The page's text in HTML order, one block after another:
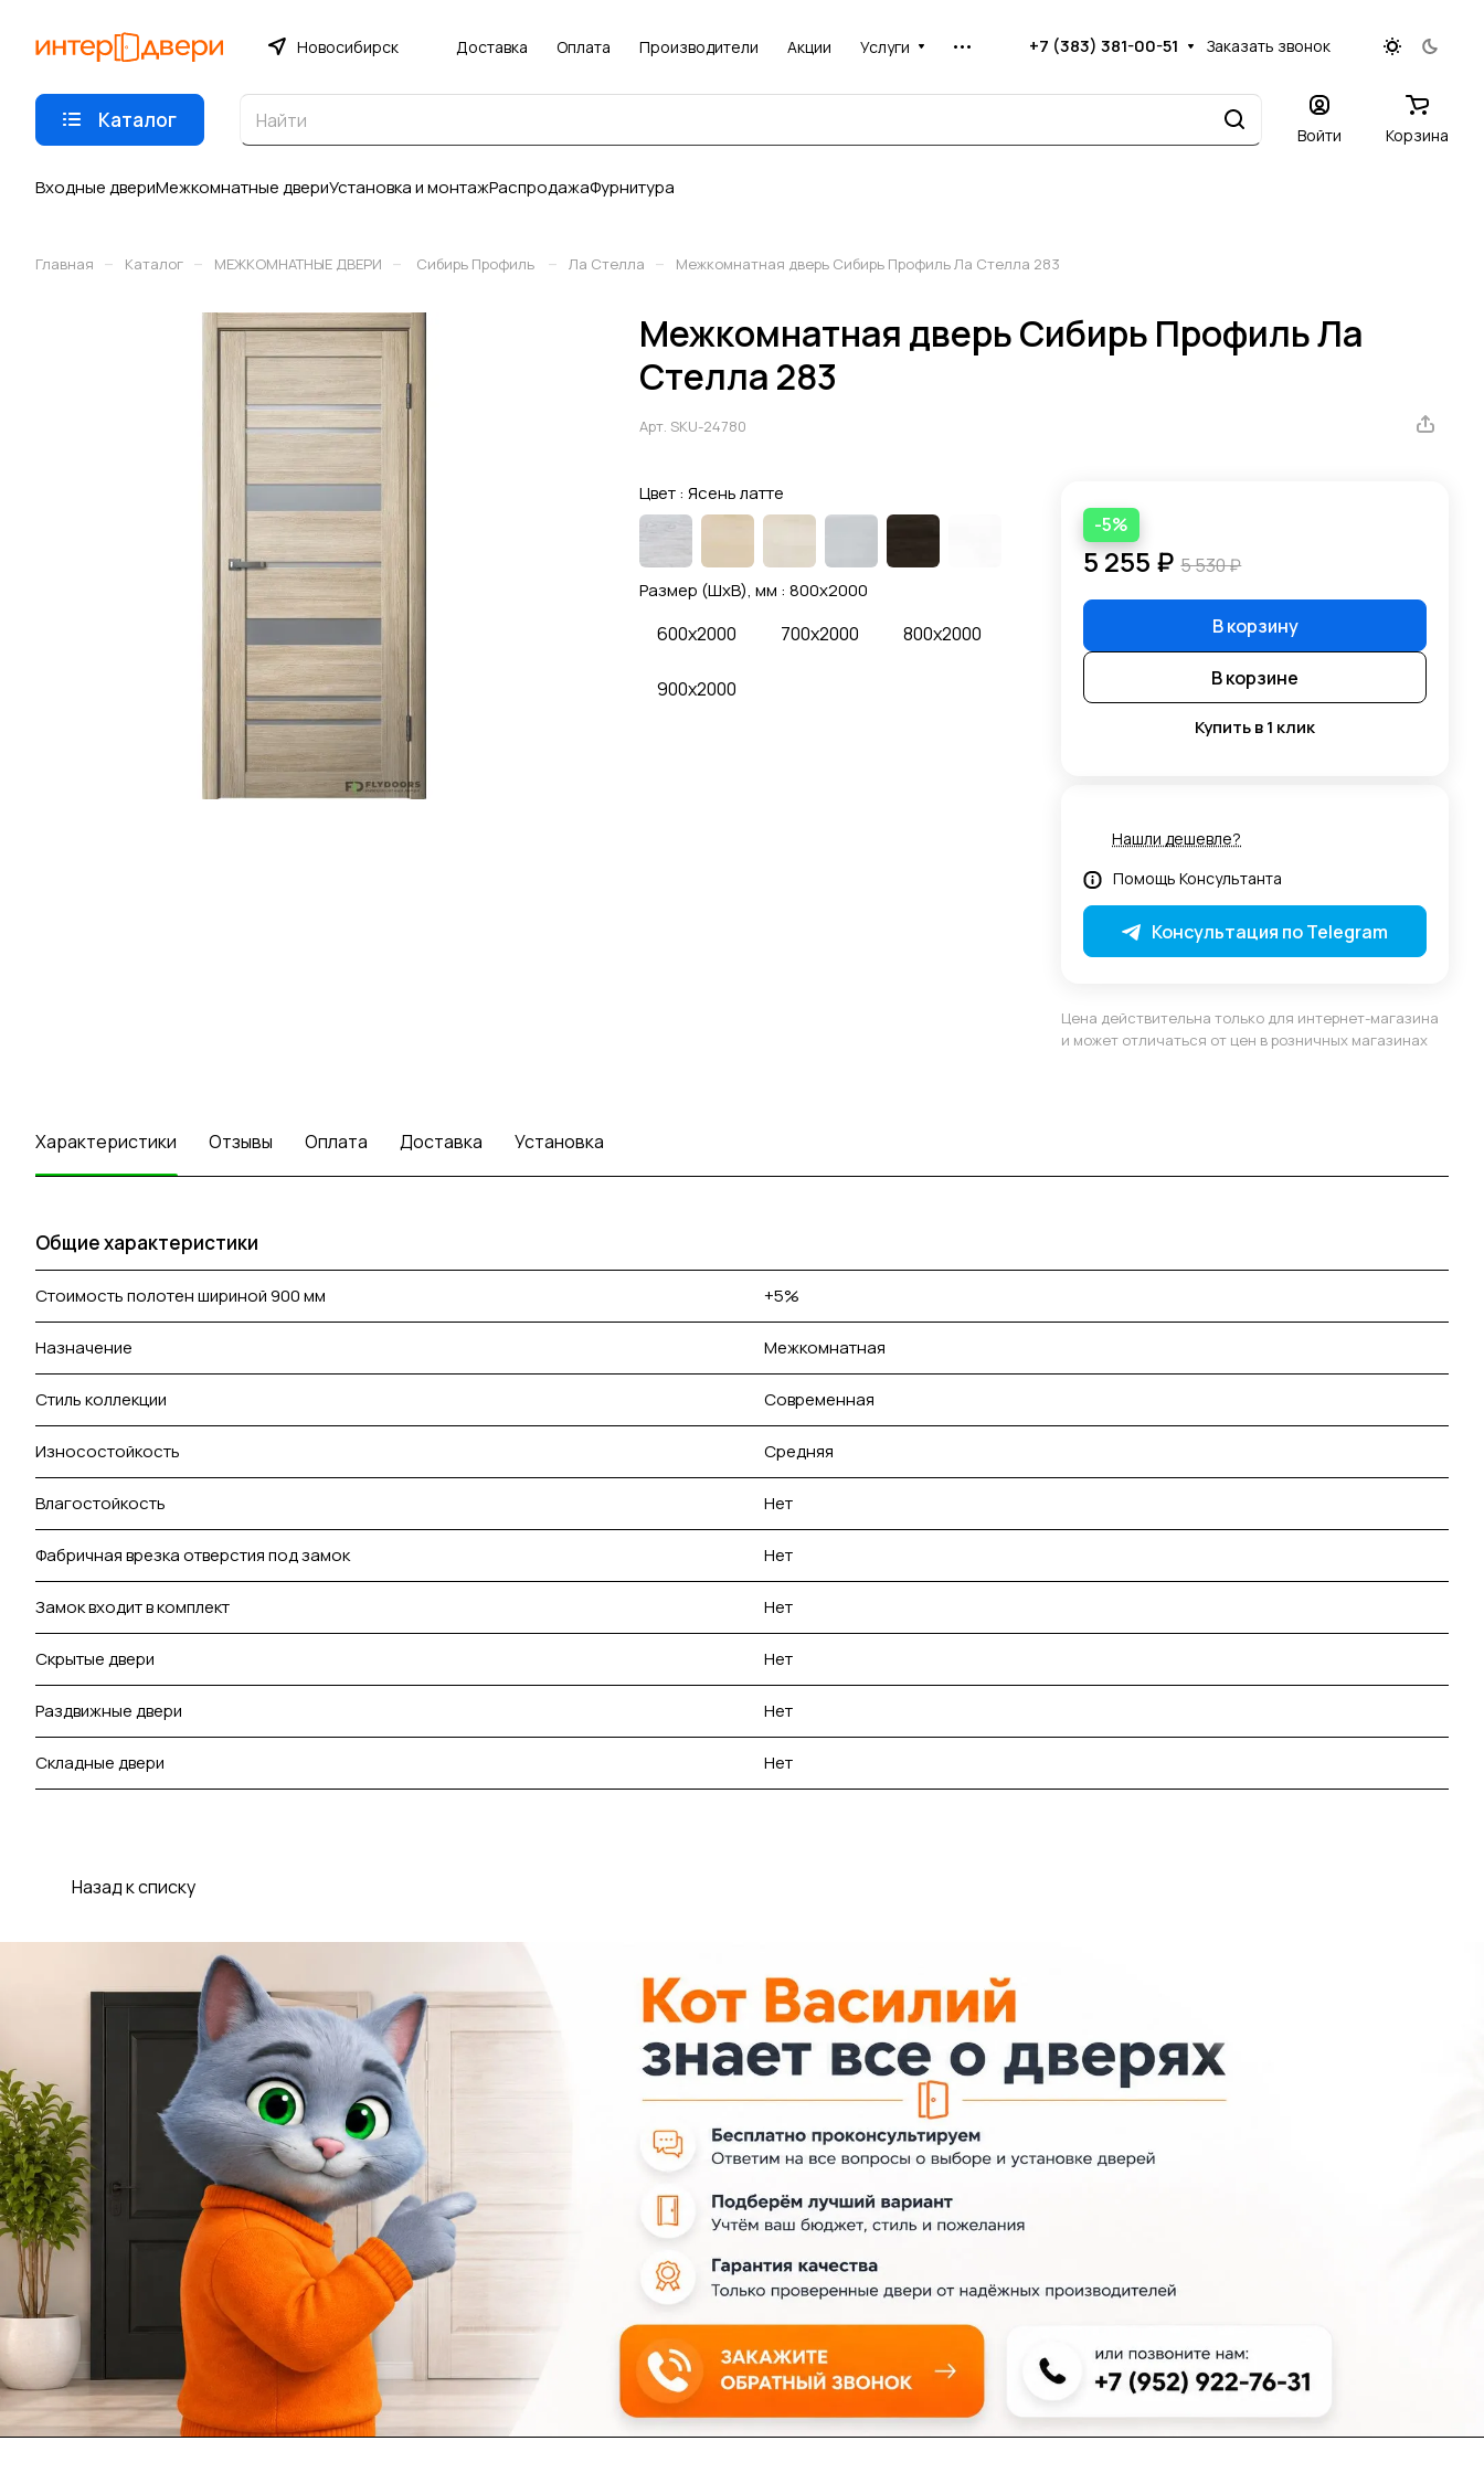
Новосибирск Доставка Оплата Производители Акции Услуги +7 (383) 381-00-51 Заказать звонок
Каталог
Войти Корзина
Входные двериМежкомнатные двериУстановка и монтажРаспродажаФурнитура
Главная – Каталог – МЕЖКОМНАТНЫЕ ДВЕРИ – Сибирь Профиль – Ла Стелла – Межкомнатная дверь Сибирь Профиль Ла Стелла 283
Межкомнатная дверь Сибирь Профиль Ла
Стелла 283
Арт. SKU-24780
Цвет : Ясень латте
Размер (ШхВ), мм : 800x2000
600x2000 700x2000 800x2000
900x2000
-5%
5 255 ₽ 5 530 ₽
В корзину
В корзине
Купить в 1 клик
Нашли дешевле?
Помощь Консультанта
Консультация по Telegram
Цена действительна только для интернет-магазина
и может отличаться от цен в розничных магазинах
Характеристики Отзывы Оплата Доставка Установка
Общие характеристики
Стоимость полотен шириной 900 мм +5%
Назначение Межкомнатная
Стиль коллекции Современная
Износостойкость Средняя
Влагостойкость Нет
Фабричная врезка отверстия под замок Нет
Замок входит в комплект Нет
Скрытые двери Нет
Раздвижные двери Нет
Складные двери Нет
Назад к списку